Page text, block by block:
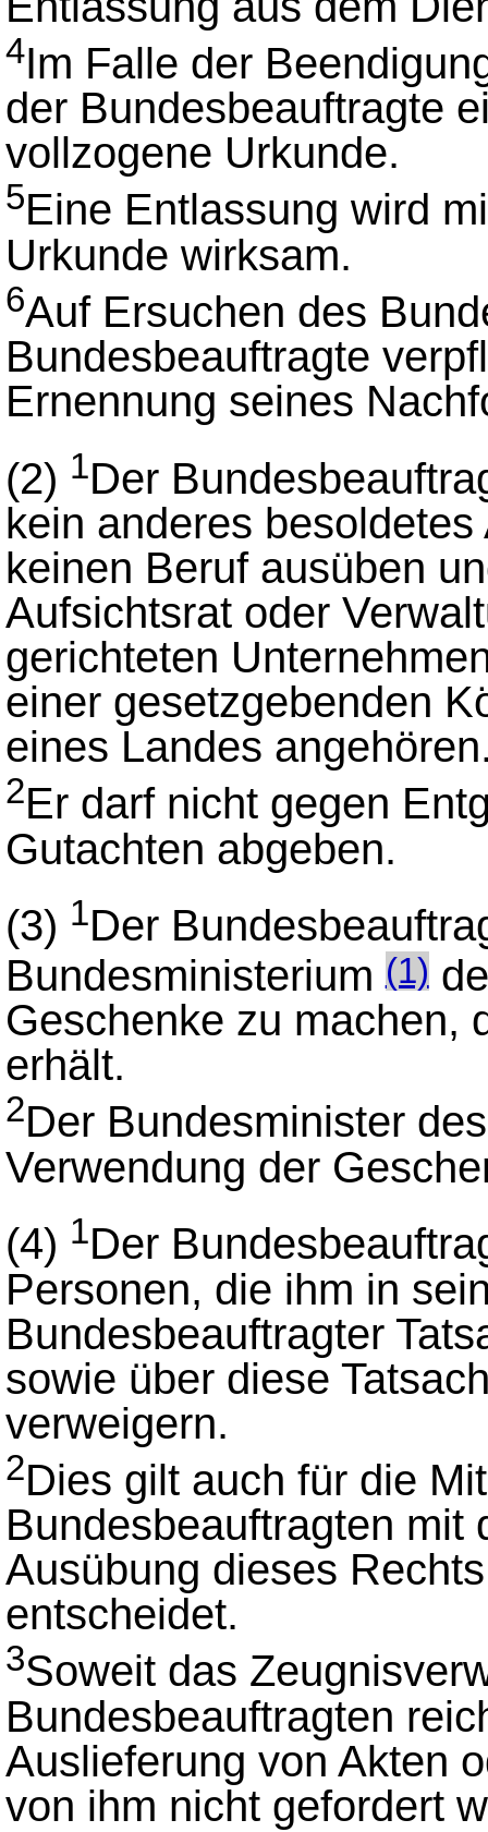
4Im Falle der
der Bundesbeauftragte
vollzogene Urkunde.
5Eine Entlassung wird
Urkunde wirksam.
6Auf Ersuchen des
Bundesbeauftragte
Ernennung seines
(2) 1Der
kein anderes
keinen Beruf ausüben
Aufsichtsrat oder
gerichteten
einer gesetzgebenden
eines Landes
2Er darf nicht gegen
Gutachten abgeben.
(3) 1Der
Bundesministerium(1)
Geschenke zu machen,
erhält.
2Der Bundesminister
Verwendung der
(4) 1Der
Personen, die ihm in
Bundesbeauftragter
sowie über diese
verweigern.
2Dies gilt auch für die
Bundesbeauftragten mit
Ausübung dieses
entscheidet.
3Soweit das
Bundesbeauftragten
Auslieferung von Akten
von ihm nicht gefordert